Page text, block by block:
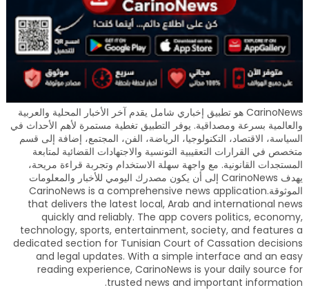
CarinoNews هو تطبيق إخباري شامل يقدم آخر الأخبار المحلية والعربية
والعالمية بسرعة ومصداقية. يوفر التطبيق تغطية مستمرة لأهم الأحداث في
السياسة، الاقتصاد، التكنولوجيا، الرياضة، الفن، المجتمع، إضافة إلى قسم
متخصص في القرارات التعقيبية التونسية والاجتهادات القضائية لمتابعة
المستجدات القانونية. مع واجهة سهلة الاستخدام وتجربة قراءة مريحة،
يهدف CarinoNews إلى أن يكون مصدرك اليومي للأخبار والمعلومات
الموثوقة.CarinoNews is a comprehensive news application
that delivers the latest local, Arab and international news
quickly and reliably. The app covers politics, economy,
technology, sports, entertainment, society, and features a
dedicated section for Tunisian Court of Cassation decisions
and legal updates. With a simple interface and an easy
reading experience, CarinoNews is your daily source for
trusted news and important information.